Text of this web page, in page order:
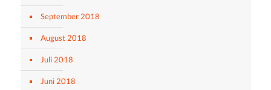
September 2018
August 2018
Juli 2018
Juni 2018